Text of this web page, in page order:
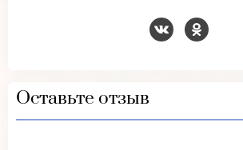
Оставьте отзыв